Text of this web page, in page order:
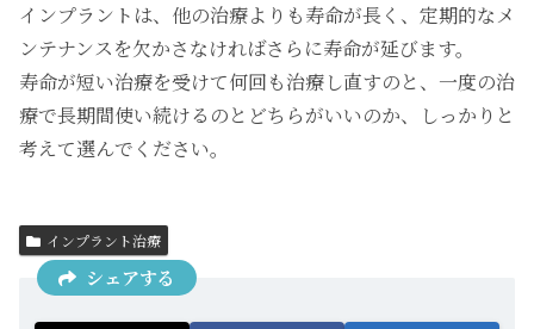
インプラントは、他の治療よりも寿命が長く、定期的なメ
ンテナンスを欠かさなければさらに寿命が延びます。
寿命が短い治療を受けて何回も治療し直すのと、一度の治
療で長期間使い続けるのとどちらがいいのか、しっかりと
考えて選んでください。
インプラント治療
シェアする